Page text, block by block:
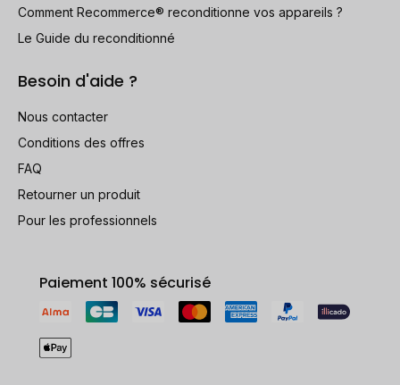
Comment Recommerce® reconditionne vos appareils ?
Le Guide du reconditionné
Besoin d'aide ?
Nous contacter
Conditions des offres
FAQ
Retourner un produit
Pour les professionnels
Paiement 100% sécurisé